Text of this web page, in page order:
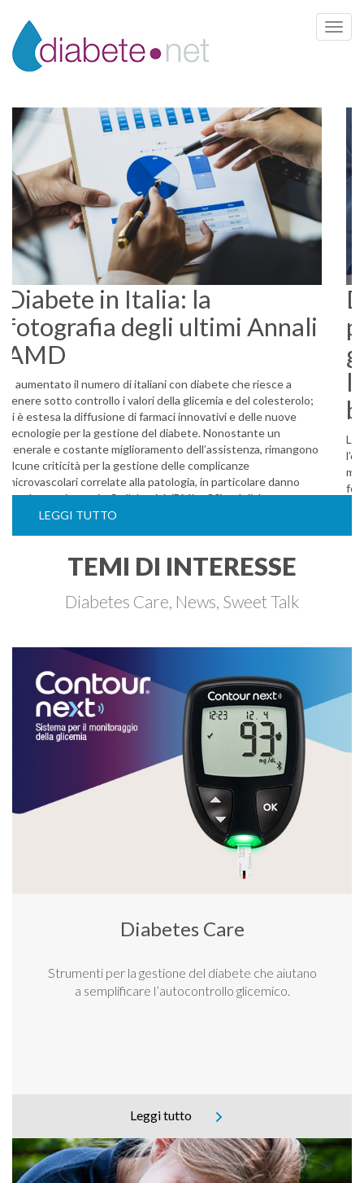
Toggle
Diabete in Italia: la
fotografia degli ultimi Annali
AMD
È aumentato il numero di italiani con diabete che riesce a
tenere sotto controllo i valori della glicemia e del colesterolo;
si è estesa la diffusione di farmaci innovativi e delle nuove
tecnologie per la gestione del diabete. Nonostante un
generale e costante miglioramento dell’assistenza, rimangono
alcune criticità per la gestione delle complicanze
microvascolari correlate alla patologia, in particolare danno
renale e retinopatia. Se l’obesità (BMI > 30) nel diabete
T2 è risultata in diminuzione rispetto agli …
LEGGI TUTTO
TEMI DI INTERESSE
Diabetes Care, News, Sweet Talk
Diabetes Care
Strumenti per la gestione del diabete che aiutano
a semplificare l’autocontrollo glicemico.
Leggi tutto